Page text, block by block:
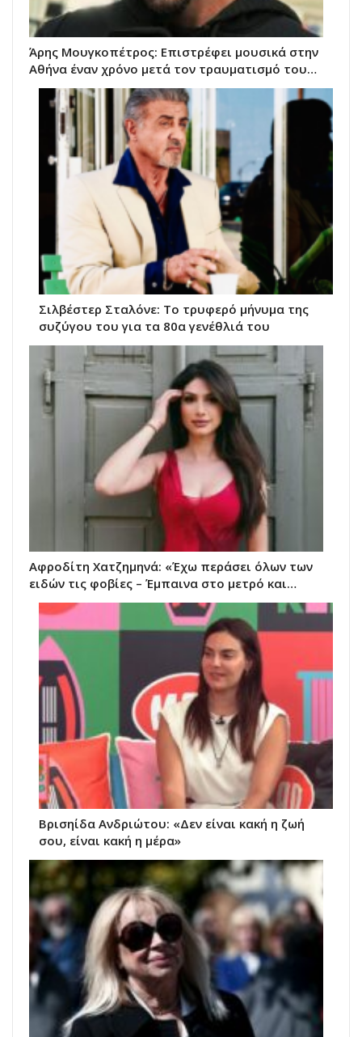
Άρης Μουγκοπέτρος: Επιστρέφει μουσικά στην
Αθήνα έναν χρόνο μετά τον τραυματισμό του…
Σιλβέστερ Σταλόνε: Το τρυφερό μήνυμα της
συζύγου του για τα 80α γενέθλιά του
Αφροδίτη Χατζημηνά: «Έχω περάσει όλων των
ειδών τις φοβίες – Έμπαινα στο μετρό και…
Βρισηίδα Ανδριώτου: «Δεν είναι κακή η ζωή
σου, είναι κακή η μέρα»